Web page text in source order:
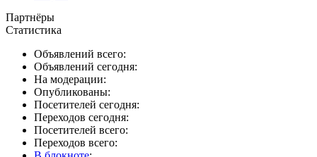
Партнёры
Статистика
Объявлений всего:
Объявлений сегодня:
На модерации:
Опубликованы:
Посетителей сегодня:
Переходов сегодня:
Посетителей всего:
Переходов всего: